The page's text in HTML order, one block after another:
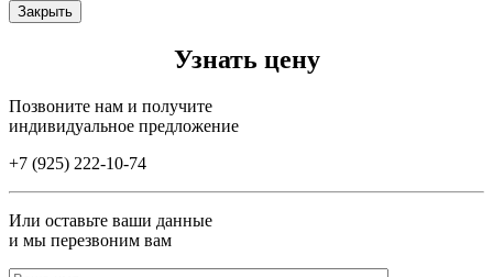
Закрыть
Узнать цену
Позвоните нам и получите
индивидуальное предложение
+7 (925) 222-10-74
Или оставьте ваши данные
и мы перезвоним вам